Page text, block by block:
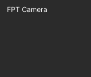
FPT Camera